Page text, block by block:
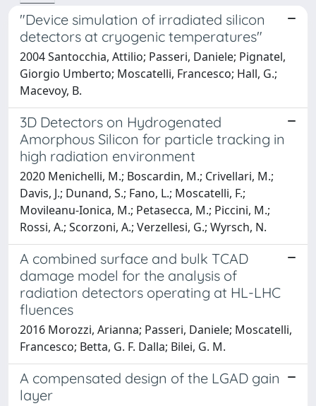
"Device simulation of irradiated silicon
detectors at cryogenic temperatures"
2004 Santocchia, Attilio; Passeri, Daniele; Pignatel,
Giorgio Umberto; Moscatelli, Francesco; Hall, G.;
Macevoy, B.
3D Detectors on Hydrogenated
Amorphous Silicon for particle tracking in
high radiation environment
2020 Menichelli, M.; Boscardin, M.; Crivellari, M.;
Davis, J.; Dunand, S.; Fano, L.; Moscatelli, F.;
Movileanu-Ionica, M.; Petasecca, M.; Piccini, M.;
Rossi, A.; Scorzoni, A.; Verzellesi, G.; Wyrsch, N.
A combined surface and bulk TCAD
damage model for the analysis of
radiation detectors operating at HL-LHC
fluences
2016 Morozzi, Arianna; Passeri, Daniele; Moscatelli,
Francesco; Betta, G. F. Dalla; Bilei, G. M.
A compensated design of the LGAD gain
layer